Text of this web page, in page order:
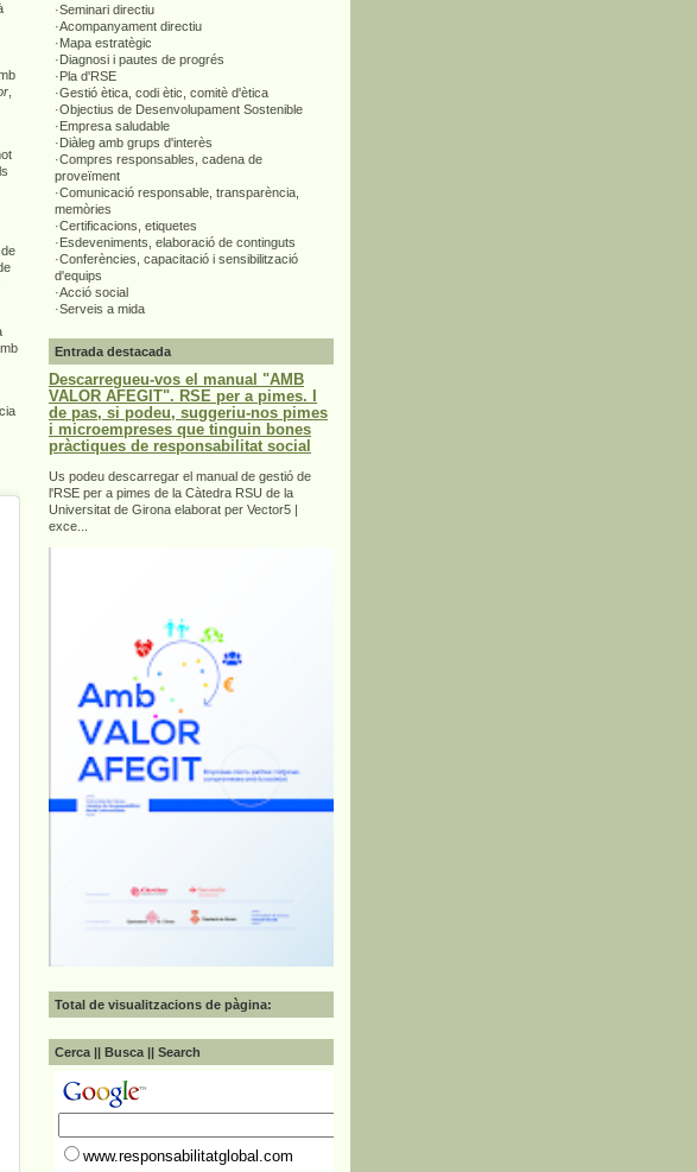
·Seminari directiu
·Acompanyament directiu
·Mapa estratègic
·Diagnosi i pautes de progrés
·Pla d'RSE
·Gestió ètica, codi ètic, comitè d'ètica
·Objectius de Desenvolupament Sostenible
·Empresa saludable
·Diàleg amb grups d'interès
·Compres responsables, cadena de
proveïment
·Comunicació responsable, transparència,
memòries
·Certificacions, etiquetes
·Esdeveniments, elaboració de continguts
·Conferències, capacitació i sensibilització
d'equips
·Acció social
·Serveis a mida
Entrada destacada
Descarregueu-vos el manual "AMB
VALOR AFEGIT". RSE per a pimes. I
de pas, si podeu, suggeriu-nos pimes
i microempreses que tinguin bones
pràctiques de responsabilitat social
Us podeu descarregar el manual de gestió de
l'RSE per a pimes de la Càtedra RSU de la
Universitat de Girona elaborat per Vector5 |
exce...
Total de visualitzacions de pàgina:
Cerca || Busca || Search
www.responsabilitatglobal.com